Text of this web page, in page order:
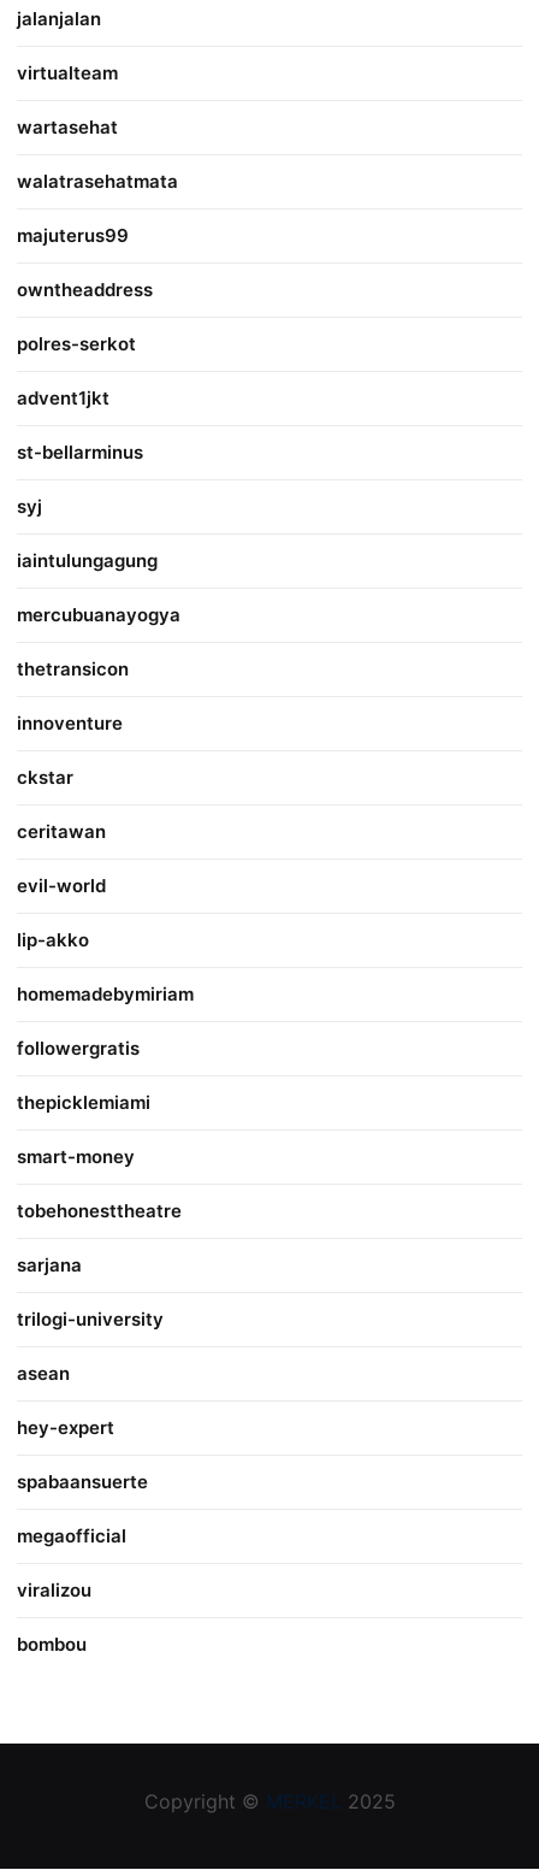
jalanjalan
virtualteam
wartasehat
walatrasehatmata
majuterus99
owntheaddress
polres-serkot
advent1jkt
st-bellarminus
syj
iaintulungagung
mercubuanayogya
thetransicon
innoventure
ckstar
ceritawan
evil-world
lip-akko
homemadebymiriam
followergratis
thepicklemiami
smart-money
tobehonesttheatre
sarjana
trilogi-university
asean
hey-expert
spabaansuerte
megaofficial
viralizou
bombou
Copyright © MERKEL 2025